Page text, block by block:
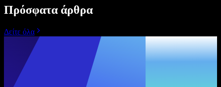
Πρόσφατα άρθρα
Δείτε όλα